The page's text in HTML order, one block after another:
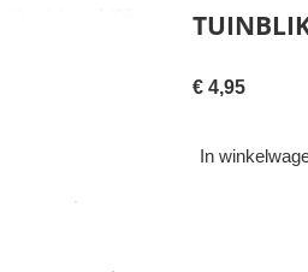
€ 4,95
In